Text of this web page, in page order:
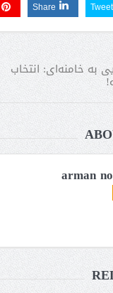
Tweet
Share
به خامنه‌ای: انتخاب
arman